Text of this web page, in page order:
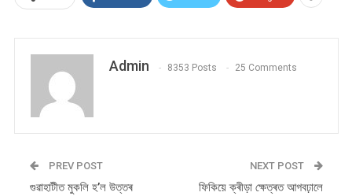
Admin 8353 Posts 25 Comments
PREV POST
গুৱাহাটীত মুকলি হ’ল উত্তৰ
NEXT POST
ফিকিয়ে ক্ৰীড়া ক্ষেত্ৰত আগবঢ়ালে